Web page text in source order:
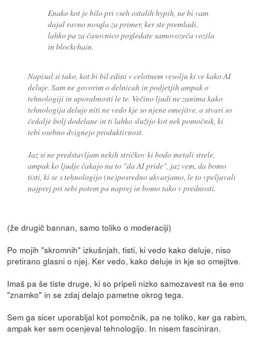
Enako kot je bilo pri vseh ostalih hypih, ne bi vam
dajal ravno nosqla za primer, ker ste premladi,
lahko pa za časovnico pogledate samovozeča vozila
in blockchain.
Napisal si tako, kot bi bil edini v celotnem vesolju ki ve kako AI
deluje. Sam ne govorim o delnicah in podjetjih ampak o
tehnologiji in uporabnosti le te. Večino ljudi ne zanima kako
tehnologija deluje niti ne vedo kje so njene omejitve, a stvari so
čedalje bolj dodelane in ti lahko služijo kot nek pomočnik, ki
tebi osebno dvignejo produktivnost.
Jaz si ne predstavljam nekih stričkov ki bodo metali strele,
ampak ko ljudje čakajo na to "da AI pride", jaz vem, da bomo
tisti, ki se s tehnologijo (ne)posredno ukvarjamo, le to vpeljavali
najprej pri sebi potem pa naprej in bomo tako v prednosti.
(že drugič bannan, samo toliko o moderaciji)
Po mojih "skromnih" izkušnjah, tisti, ki vedo kako deluje, niso
pretirano glasni o njej. Ker vedo, kako deluje in kje so omejitve.
Imaš pa še tiste druge, ki so pripeli nizko samozavest na še eno
"znamko" in se zdaj delajo pametne okrog tega.
Sem ga sicer uporabljal kot pomočnik, pa ne toliko, ker ga rabim,
ampak ker sem ocenjeval tehnologijo. In nisem fasciniran.